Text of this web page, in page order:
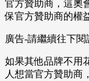
官方贊助商，這奧
保官方贊助商的權
廣告-請繼續往下閱
如果其他品牌不用
人想當官方贊助商